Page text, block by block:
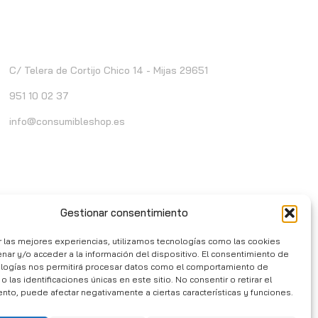
Gestionar consentimiento
las mejores experiencias, utilizamos tecnologías como las cookies
y/o acceder a la información del dispositivo. El consentimiento de
nos permitirá procesar datos como el comportamiento de
las identificaciones únicas en este sitio. No consentir o retirar el
puede afectar negativamente a ciertas características y funciones.
C/ Telera de Cortijo Chico 14 - Mijas 29651
951 10 02 37
info@consumibleshop.es